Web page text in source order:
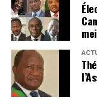
Certains
soit faite sur
D’autres appellent
d’une éventuelle
Ce débat n’est pas
plusieurs dizaines